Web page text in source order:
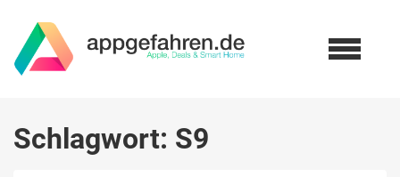
Schlagwort: S9